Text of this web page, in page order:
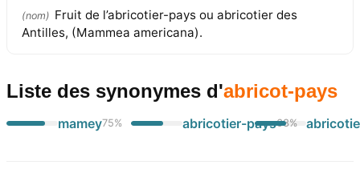
(nom) Fruit de l’abricotier-pays ou abricotier des
Antilles, (Mammea americana).
Liste des synonymes d'abricot-pays
mamey75% abricotier-pays63%